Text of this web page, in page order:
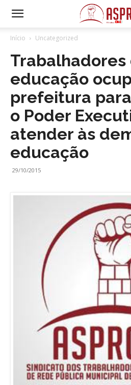
Início Uncategorized
Trabalhadores
educação
prefeitura
o Poder
atender às
educação
29/10/2015